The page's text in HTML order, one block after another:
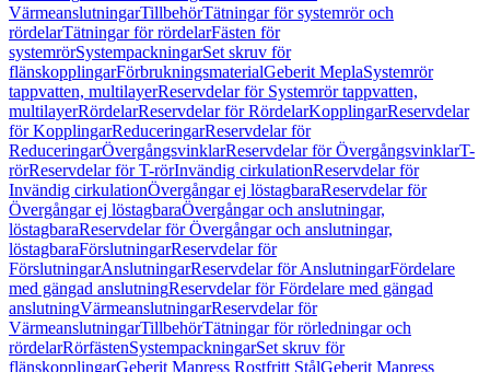
VärmeanslutningarTillbehörTätningar för systemrör och
rördelarTätningar för rördelarFästen för
systemrörSystempackningarSet skruv för
flänskopplingarFörbrukningsmaterialGeberit MeplaSystemrör
tappvatten, multilayerReservdelar för Systemrör tappvatten,
multilayerRördelarReservdelar för RördelarKopplingarReservdelar
för KopplingarReduceringarReservdelar för
ReduceringarÖvergångsvinklarReservdelar för ÖvergångsvinklarT-
rörReservdelar för T-rörInvändig cirkulationReservdelar för
Invändig cirkulationÖvergångar ej löstagbaraReservdelar för
Övergångar ej löstagbaraÖvergångar och anslutningar,
löstagbaraReservdelar för Övergångar och anslutningar,
löstagbaraFörslutningarReservdelar för
FörslutningarAnslutningarReservdelar för AnslutningarFördelare
med gängad anslutningReservdelar för Fördelare med gängad
anslutningVärmeanslutningarReservdelar för
VärmeanslutningarTillbehörTätningar för rörledningar och
rördelarRörfästenSystempackningarSet skruv för
flänskopplingarGeberit Mapress Rostfritt StålGeberit Mapress